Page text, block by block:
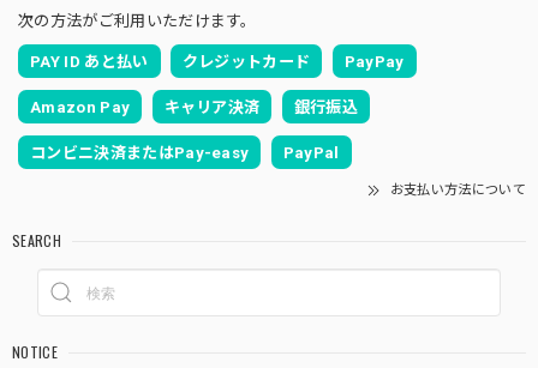
次の方法がご利用いただけます。
PAY ID あと払い クレジットカード PayPay
Amazon Pay キャリア決済 銀行振込
コンビニ決済またはPay-easy PayPal
お支払い方法について
SEARCH
NOTICE